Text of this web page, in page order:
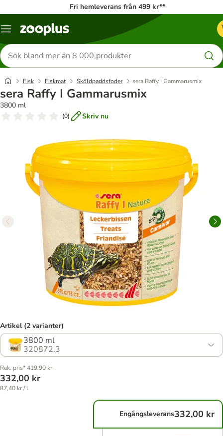
Fri hemleverans från 499 kr**
Katalogmeny
Sök
efter
produkter
Fisk Fiskmat Sköldpaddsfoder sera Raffy I Gammarusmix
sera Raffy I Gammarusmix
3800 ml
(0) Skriv nu
Artikel (2 varianter)
3800 ml
320872.3
Rek. pris* 419,90 kr
332,00 kr
87,40 kr / l
Engångsleverans332,00 kr